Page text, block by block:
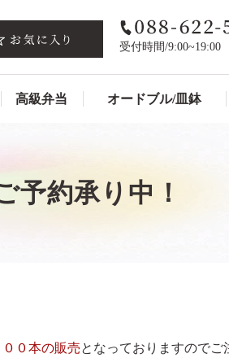
受付時間/9:00~19:00
高級弁当 オードブル/皿鉢
予約承り中！
０本の販売となっておりますのでご